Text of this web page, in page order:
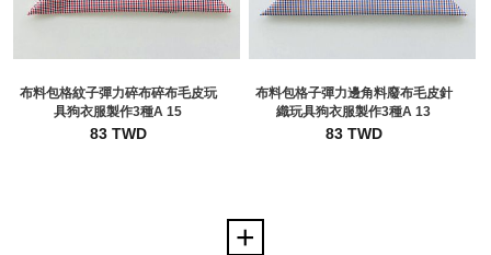
布料包格紋子彈力碎布碎布毛皮玩
具狗衣服製作3種A 15
83 TWD
布料包格子彈力邊角料廢布毛皮針
織玩具狗衣服製作3種A 13
83 TWD